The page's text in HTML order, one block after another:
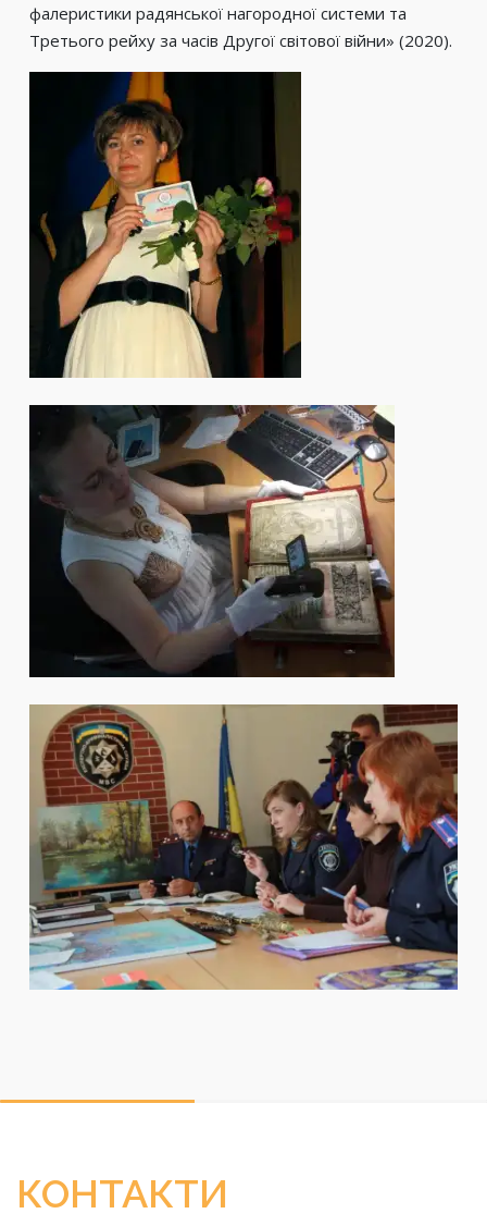
фалеристики радянської нагородної системи та
Третього рейху за часів Другої світової війни» (2020).
КОНТАКТИ